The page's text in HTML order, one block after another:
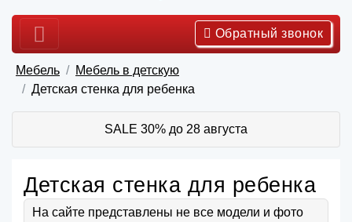
Обратный звонок
Мебель
Мебель в детскую
Детская стенка для ребенка
SALE 30% до 28 августа
Детская стенка для ребенка
На сайте представлены не все модели и фото